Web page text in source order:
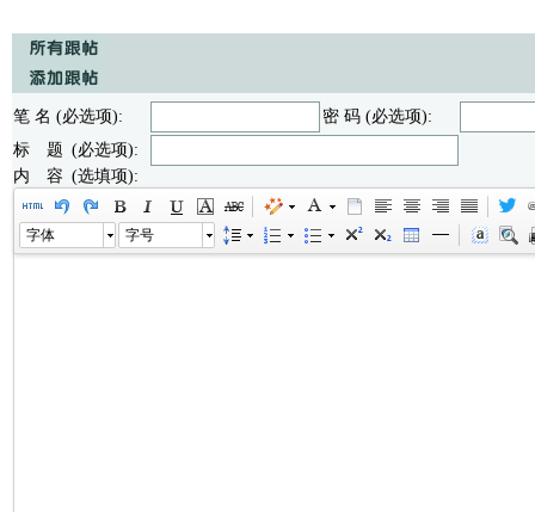
笔 名 (必选项):
密 码 (必选项):
标 题 (必选项):
内 容 (选填项):
字体 字号